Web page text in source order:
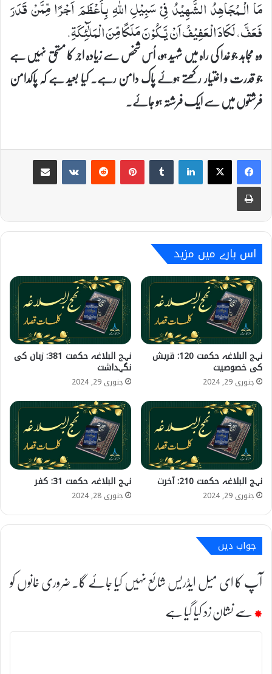
مَا الْـمُجَاهِدُ الشَّهِیْدُ فِیْ سَبِیْلِ اللهِ بِاَعْظَمَ اَجْرًا مِّمَّنْ قَدَرَ
فَعَفَّ، لَكَادَ الْعَفِیْفُ اَنْ یَّكُوْنَ مَلَكًا مِّنَ الْمَلٰٓئِكَةِ.
وہ مجاہد جو خدا کی راہ میں شہید ہو، اُس شخص سے زیادہ اجر کا مستحق نہیں ہے
جو قدرت و اختیار رکھتے ہوئے پاک دامن رہے۔ کیا بعید ہے کہ پاکدامن
فرشتوں میں سے ایک فرشتہ ہو جائے۔
اس بارے میں مزید
نہج البلاغہ حکمت 120: قریش
کی خصوصیت
جنوری 29, 2024
نہج البلاغہ حکمت 381: زبان کی
نگہداشت
جنوری 29, 2024
نہج البلاغہ حکمت 210: آخرت
جنوری 29, 2024
نہج البلاغہ حکمت 31: کفر
جنوری 28, 2024
جواب دیں
آپ کا ای میل ایڈریس شائع نہیں کیا جائے گا۔ضروری خانوں کو
*سے نشان زد کیا گیا ہے
ت